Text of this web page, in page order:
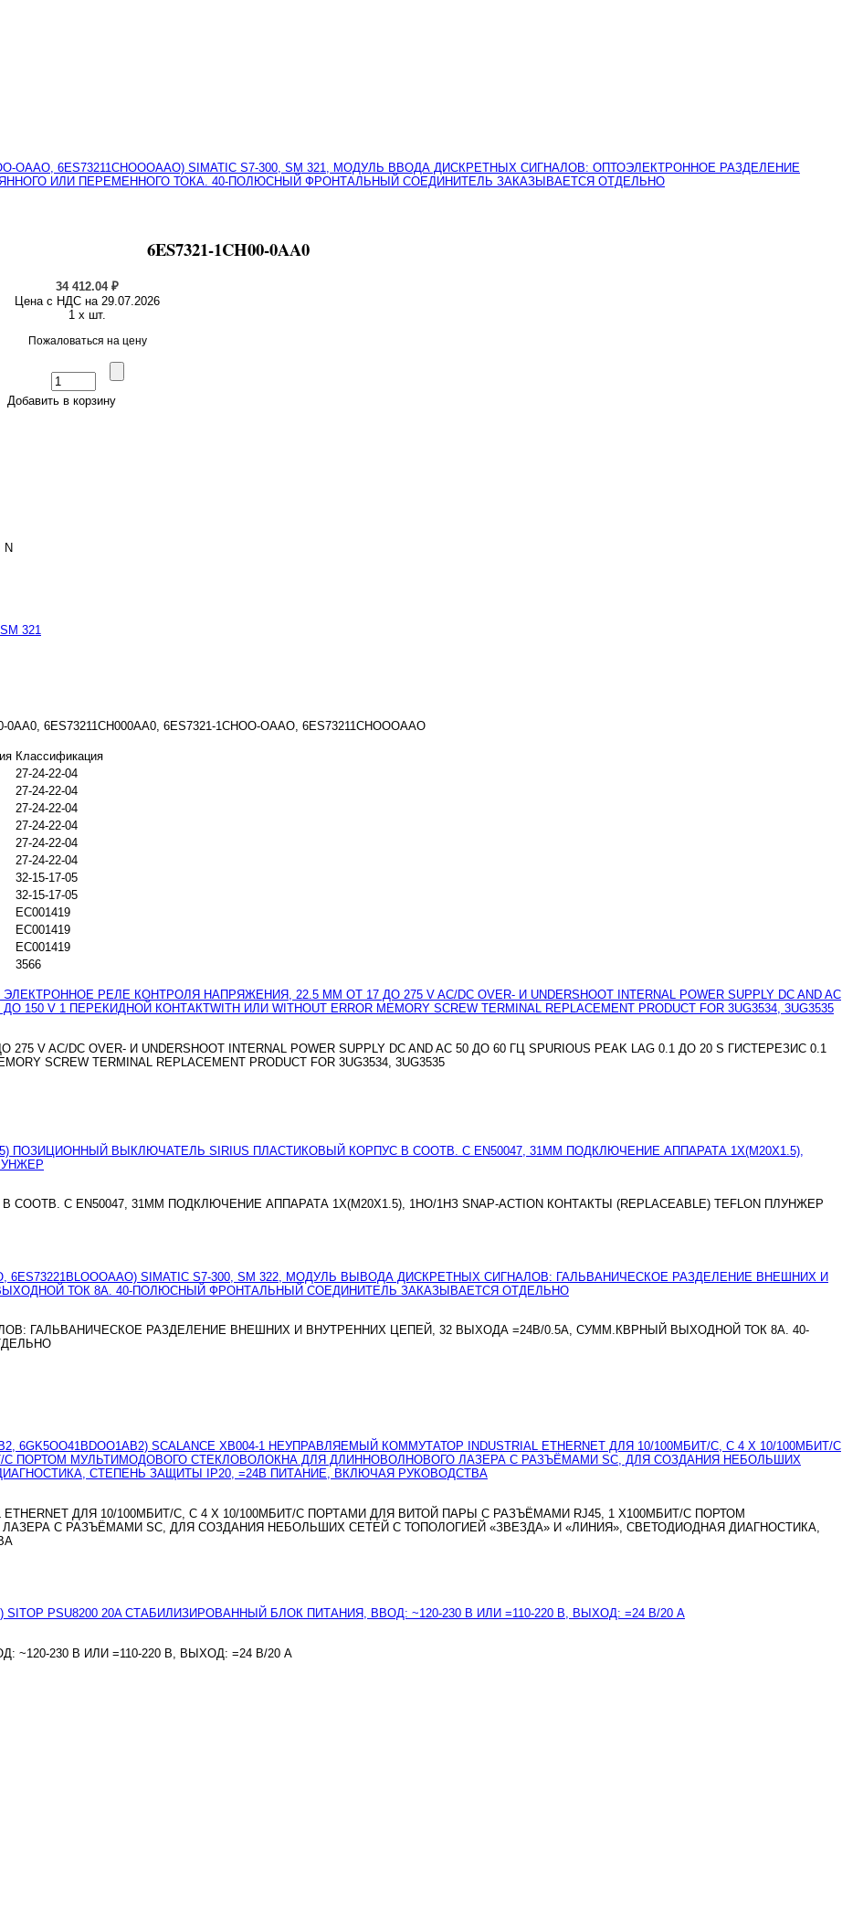
6ES7321-1CH00-0AA0
34 412.04 ₽
Цена с НДС на 29.07.2026
1 x шт.
Пожаловаться на цену
Добавить в корзину
N
321
0AA0, 6ES73211CH000AA0, 6ES7321-1CHOO-OAAO, 6ES73211CHOOOAAO
Классификация
27-24-22-04
27-24-22-04
27-24-22-04
27-24-22-04
27-24-22-04
27-24-22-04
32-15-17-05
32-15-17-05
EC001419
EC001419
EC001419
3566
AC/DC OVER- И UNDERSHOOT INTERNAL POWER SUPPLY DC AND AC 50 ДО 60 ГЦ SPURIOUS PEAK LAG 0.1 ДО 20 S ГИСТЕРЕЗИС 0.1
SCREW TERMINAL REPLACEMENT PRODUCT FOR 3UG3534, 3UG3535
С EN50047, 31MM ПОДКЛЮЧЕНИЕ АППАРАТА 1X(M20X1.5), 1НО/1НЗ SNAP-ACTION КОНТАКТЫ (REPLACEABLE) TEFLON ПЛУНЖЕР
ГАЛЬВАНИЧЕСКОЕ РАЗДЕЛЕНИЕ ВНЕШНИХ И ВНУТРЕННИХ ЦЕПЕЙ, 32 ВЫХОДА =24В/0.5A, СУММ.КВРНЫЙ ВЫХОДНОЙ ТОК 8А. 40-
ETHERNET ДЛЯ 10/100МБИТ/С, С 4 X 10/100МБИТ/С ПОРТАМИ ДЛЯ ВИТОЙ ПАРЫ С РАЗЪЁМАМИ RJ45, 1 X100МБИТ/С ПОРТОМ
С РАЗЪЁМАМИ SC, ДЛЯ СОЗДАНИЯ НЕБОЛЬШИХ СЕТЕЙ С ТОПОЛОГИЕЙ «ЗВЕЗДА» И «ЛИНИЯ», СВЕТОДИОДНАЯ ДИАГНОСТИКА,
230 В ИЛИ =110-220 В, ВЫХОД: =24 В/20 A